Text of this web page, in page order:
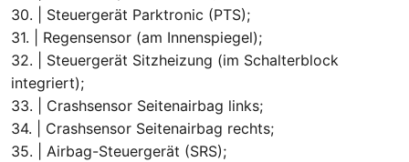
30. | Steuergerät Parktronic (PTS);
31. | Regensensor (am Innenspiegel);
32. | Steuergerät Sitzheizung (im Schalterblock
integriert);
33. | Crashsensor Seitenairbag links;
34. | Crashsensor Seitenairbag rechts;
35. | Airbag-Steuergerät (SRS);